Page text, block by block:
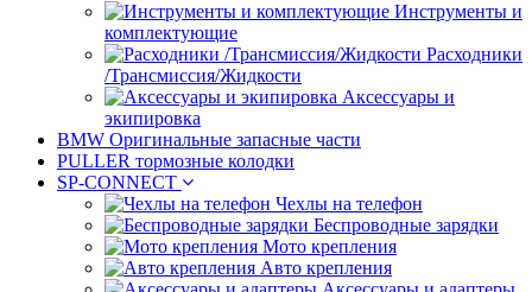
Инструменты и
комплектующие
Расходники
/Трансмиссия/Жидкости
Аксессуары и
экипировка
BMW Оригинальные запасные части
PULLER тормозные колодки
SP-CONNECT
Чехлы на телефон
Беспроводные зарядки
Мото крепления
Авто крепления